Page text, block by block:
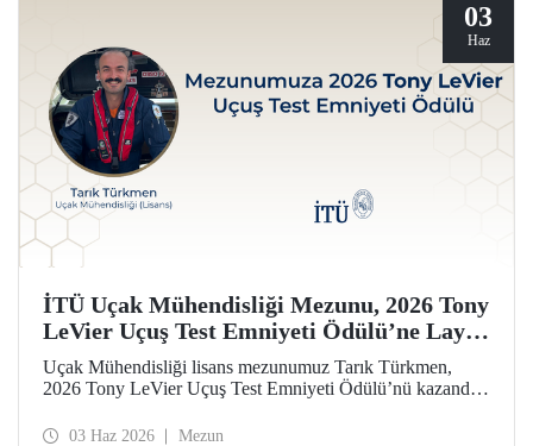
03
Haz
İTÜ Uçak Mühendisliği Mezunu, 2026 Tony
LeVier Uçuş Test Emniyeti Ödülü’ne Layık
Görüldü
Uçak Mühendisliği lisans mezunumuz Tarık Türkmen,
2026 Tony LeVier Uçuş Test Emniyeti Ödülü’nü kazandı.
emniyetine ve literatürüne sağladığı katkıyla bu prestijli
03 Haz 2026 Mezun